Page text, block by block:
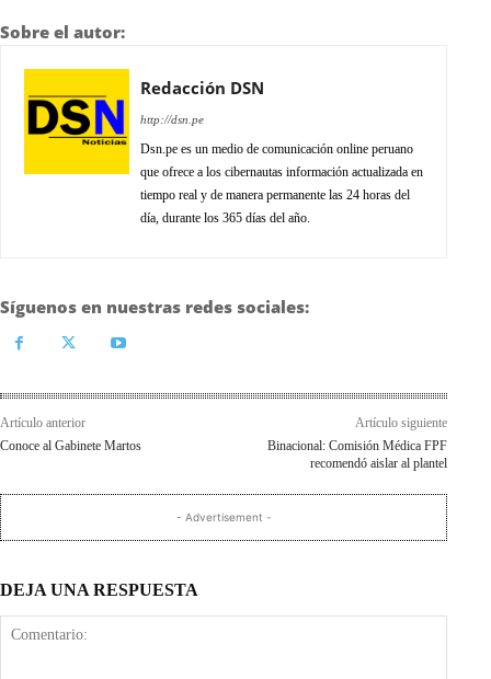
Sobre el autor:
Redacción DSN
http://dsn.pe
Dsn.pe es un medio de comunicación online peruano
que ofrece a los cibernautas información actualizada en
tiempo real y de manera permanente las 24 horas del
día, durante los 365 días del año.
Síguenos en nuestras redes sociales:
Artículo anterior
Conoce al Gabinete Martos
Artículo siguiente
Binacional: Comisión Médica FPF
recomendó aislar al plantel
- Advertisement -
DEJA UNA RESPUESTA